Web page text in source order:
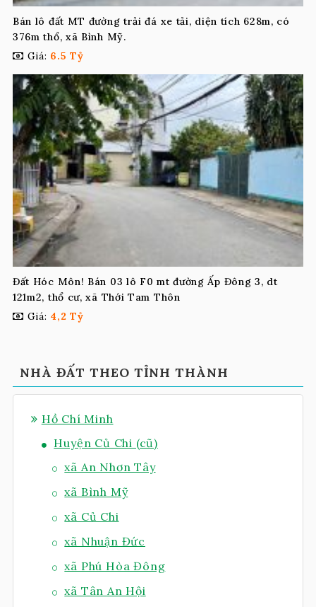
Bán lô đất MT đường trải đá xe tải, diện tích 628m, có
376m thổ, xã Bình Mỹ.
Giá: 6.5 Tỷ
Đất Hóc Môn! Bán 03 lô F0 mt đường Ấp Đông 3, dt
121m2, thổ cư, xã Thới Tam Thôn
Giá: 4,2 Tỷ
NHÀ ĐẤT THEO TỈNH THÀNH
Hồ Chí Minh
Huyện Củ Chi (cũ)
xã An Nhơn Tây
xã Bình Mỹ
xã Củ Chi
xã Nhuận Đức
xã Phú Hòa Đông
xã Tân An Hội